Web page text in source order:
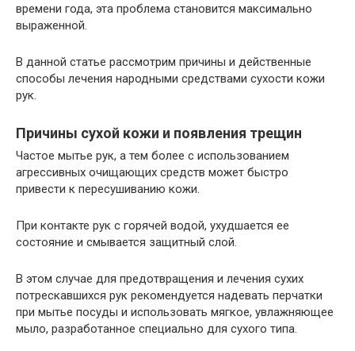
времени года, эта проблема становится максимально
выраженной.
В данной статье рассмотрим причины и действенные
способы лечения народными средствами сухости кожи
рук.
Причины сухой кожи и появления трещин
Частое мытье рук, а тем более с использованием
агрессивных очищающих средств может быстро
привести к пересушиванию кожи.
При контакте рук с горячей водой, ухудшается ее
состояние и смывается защитный слой.
В этом случае для предотвращения и лечения сухих
потрескавшихся рук рекомендуется надевать перчатки
при мытье посуды и использовать мягкое, увлажняющее
мыло, разработанное специально для сухого типа.